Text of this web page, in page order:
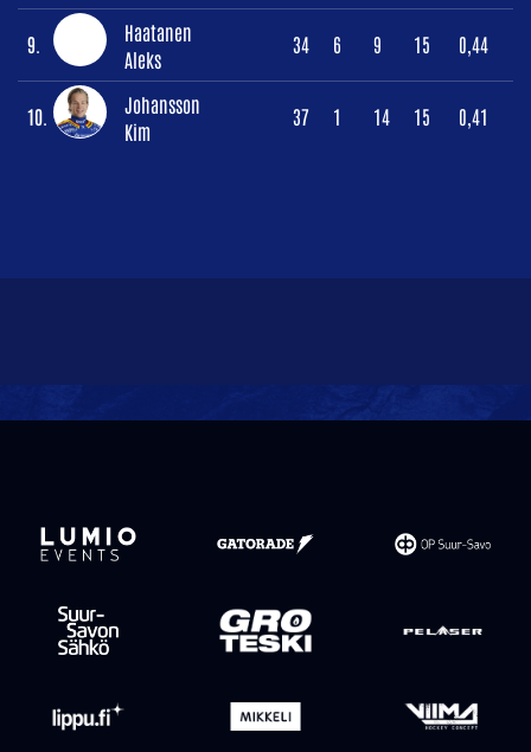
9.
Haatanen
Aleks
34 6 9 15 0,44
10.
Johansson
Kim
37 1 14 15 0,41